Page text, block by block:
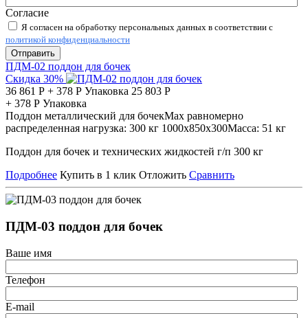
Согласие
Я согласен на обработку персональных данных в соответствии с
политикой конфиденциальности
Отправить
ПДМ-02 поддон для бочек
Скидка 30%
36 861 Р + 378 Р Упаковка 25 803 Р
+ 378 Р Упаковка
Поддон металлический для бочекМах равномерно
распределенная нагрузка: 300 кг 1000х850х300Масса: 51 кг
Поддон для бочек и технических жидкостей г/п 300 кг
Подробнее Купить в 1 клик Отложить Сравнить
ПДМ-03 поддон для бочек
Ваше имя
Телефон
E-mail